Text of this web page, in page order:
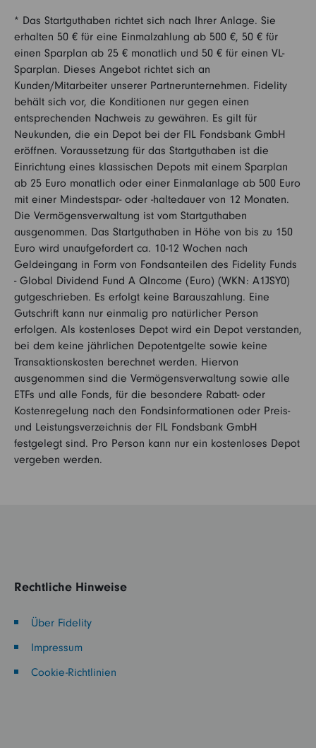
* Das Startguthaben richtet sich nach Ihrer Anlage. Sie
erhalten 50 € für eine Einmalzahlung ab 500 €, 50 € für
einen Sparplan ab 25 € monatlich und 50 € für einen VL-
Sparplan. Dieses Angebot richtet sich an
Kunden/Mitarbeiter unserer Partnerunternehmen. Fidelity
behält sich vor, die Konditionen nur gegen einen
entsprechenden Nachweis zu gewähren. Es gilt für
Neukunden, die ein Depot bei der FIL Fondsbank GmbH
eröffnen. Voraussetzung für das Startguthaben ist die
Einrichtung eines klassischen Depots mit einem Sparplan
ab 25 Euro monatlich oder einer Einmalanlage ab 500 Euro
mit einer Mindestspar- oder -haltedauer von 12 Monaten.
Die Vermögensverwaltung ist vom Startguthaben
ausgenommen. Das Startguthaben in Höhe von bis zu 150
Euro wird unaufgefordert ca. 10-12 Wochen nach
Geldeingang in Form von Fondsanteilen des Fidelity Funds
- Global Dividend Fund A QIncome (Euro) (WKN: A1JSY0)
gutgeschrieben. Es erfolgt keine Barauszahlung. Eine
Gutschrift kann nur einmalig pro natürlicher Person
erfolgen. Als kostenloses Depot wird ein Depot verstanden,
bei dem keine jährlichen Depotentgelte sowie keine
Transaktionskosten berechnet werden. Hiervon
ausgenommen sind die Vermögensverwaltung sowie alle
ETFs und alle Fonds, für die besondere Rabatt- oder
Kostenregelung nach den Fondsinformationen oder Preis-
und Leistungsverzeichnis der FIL Fondsbank GmbH
festgelegt sind. Pro Person kann nur ein kostenloses Depot
vergeben werden.
Rechtliche Hinweise
Über Fidelity
Impressum
Cookie-Richtlinien